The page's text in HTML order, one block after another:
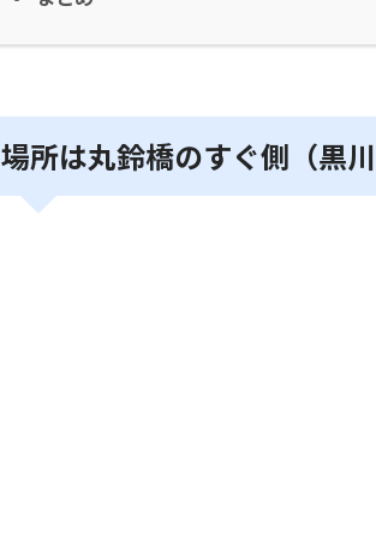
場所は丸鈴橋のすぐ側（黒川